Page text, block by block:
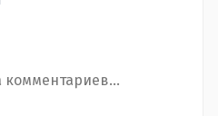
комментариев...